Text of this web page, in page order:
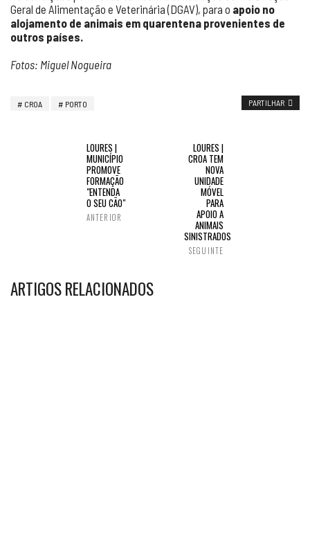
Geral de Alimentação e Veterinária (DGAV), para o apoio no
alojamento de animais em quarentena provenientes de
outros países.
Fotos: Miguel Nogueira
CROA PORTO PARTILHAR
LOURES |
MUNICÍPIO
PROMOVE
FORMAÇÃO
"ENTENDA
O SEU CÃO"
ANTERIOR
LOURES |
CROA TEM
NOVA
UNIDADE
MÓVEL
PARA
APOIO A
ANIMAIS
SINISTRADOS
SEGUINTE
ARTIGOS RELACIONADOS